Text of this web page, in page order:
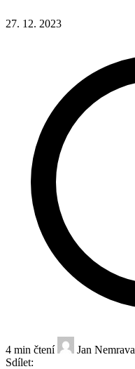
27. 12. 2023
4 min čtení
Jan Nemrava
Sdílet: